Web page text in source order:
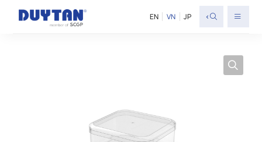
EN VN JP <